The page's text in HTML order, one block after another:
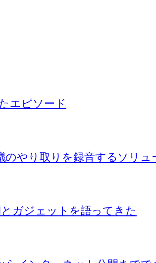
エピソード
やり取りを録音するソリュ
ガジェットを語ってきた